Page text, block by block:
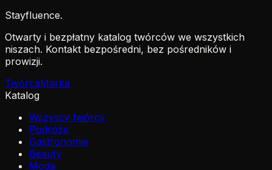
Stayfluence.
Otwarty i bezpłatny katalog twórców we wszystkich
niszach. Kontakt bezpośredni, bez pośredników i
prowizji.
TwórcaMarka
Katalog
Wszyscy twórcy
Podróże
Gastronomia
Beauty
Moda